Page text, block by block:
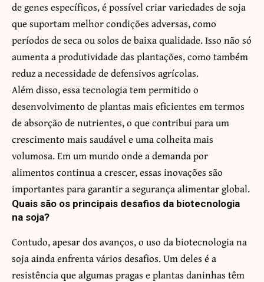
de genes específicos, é possível criar variedades de soja
que suportam melhor condições adversas, como
períodos de seca ou solos de baixa qualidade. Isso não só
aumenta a produtividade das plantações, como também
reduz a necessidade de defensivos agrícolas.
Além disso, essa tecnologia tem permitido o
desenvolvimento de plantas mais eficientes em termos
de absorção de nutrientes, o que contribui para um
crescimento mais saudável e uma colheita mais
volumosa. Em um mundo onde a demanda por
alimentos continua a crescer, essas inovações são
importantes para garantir a segurança alimentar global.
Quais são os principais desafios da biotecnologia
na soja?
Contudo, apesar dos avanços, o uso da biotecnologia na
soja ainda enfrenta vários desafios. Um deles é a
resistência que algumas pragas e plantas daninhas têm